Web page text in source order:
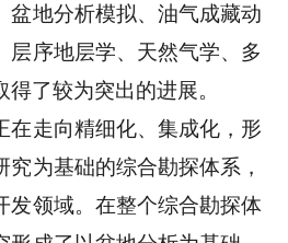
盆地分析模拟、油气成藏动
层序地层学、天然气学、多
了较为突出的进展。
走向精细化、集成化，形
究为基础的综合勘探体系，
发领域。在整个综合勘探体